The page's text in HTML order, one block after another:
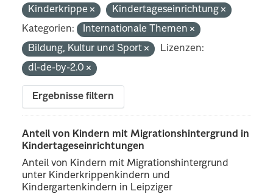
Kinderkrippe
Kindertageseinrichtung
Kategorien:
Internationale Themen
Bildung, Kultur und Sport
Lizenzen:
dl-de-by-2.0
Ergebnisse filtern
Anteil von Kindern mit Migrationshintergrund in
Kindertageseinrichtungen
Anteil von Kindern mit Migrationshintergrund
unter Kinderkrippenkindern und
Kindergartenkindern in Leipziger